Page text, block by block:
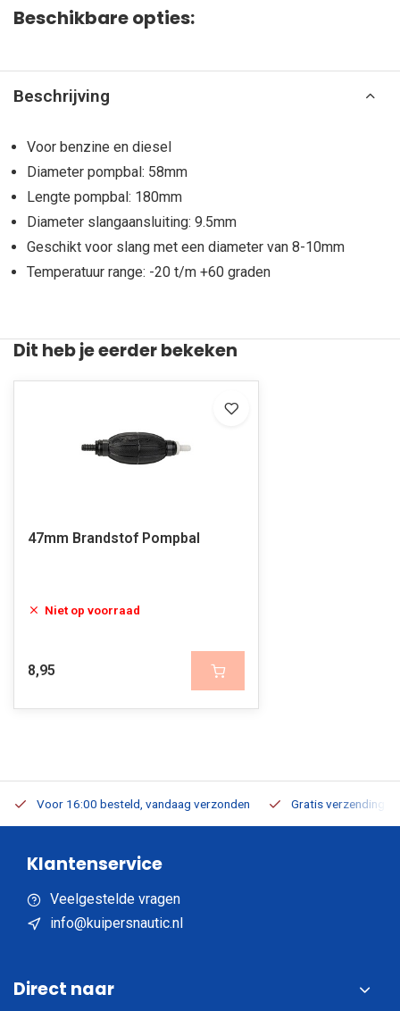
Beschikbare opties:
Beschrijving
Voor benzine en diesel
Diameter pompbal: 58mm
Lengte pompbal: 180mm
Diameter slangaansluiting: 9.5mm
Geschikt voor slang met een diameter van 8-10mm
Temperatuur range: -20 t/m +60 graden
Dit heb je eerder bekeken
47mm Brandstof Pompbal
Niet op voorraad
8,95
Voor 16:00 besteld, vandaag verzonden Gratis verzending
Klantenservice
Veelgestelde vragen
info@kuipersnautic.nl
Direct naar